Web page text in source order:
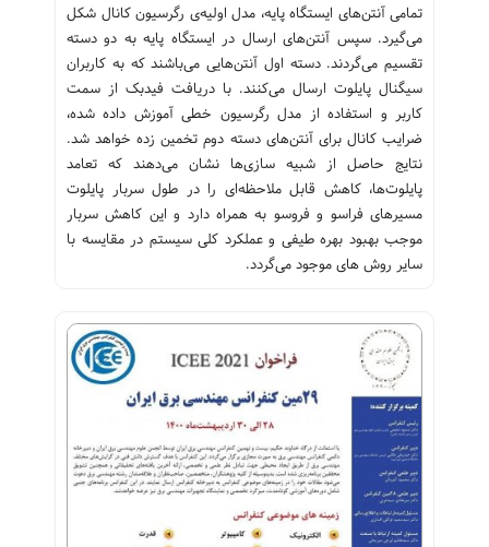
تمامی آنتن‌های ایستگاه پایه، مدل اولیه‌ی رگرسیون کانال شکل
می‌گیرد. سپس آنتن‌های ارسال در ایستگاه پایه به دو دسته
تقسیم می‌گردند. دسته اول آنتن‌هایی می‌باشند که به کاربران
سیگنال پایلوت ارسال می‌کنند. با دریافت فیدبک از سمت
کاربر و استفاده از مدل رگرسیون خطی آموزش داده شده،
ضرایب کانال برای آنتن‌های دسته دوم تخمین زده خواهد شد.
نتایج حاصل از شبیه سازی‌ها نشان می‌دهند که تعامد
پایلوت‌ها، کاهش قابل ملاحظه‌ای را در طول سربار پایلوت
مسیر‌های فراسو و فروسو به همراه دارد و این کاهش سربار
موجب بهبود بهره طیفی و عملکرد کلی سیستم در مقایسه با
سایر روش های موجود می‌گردد.